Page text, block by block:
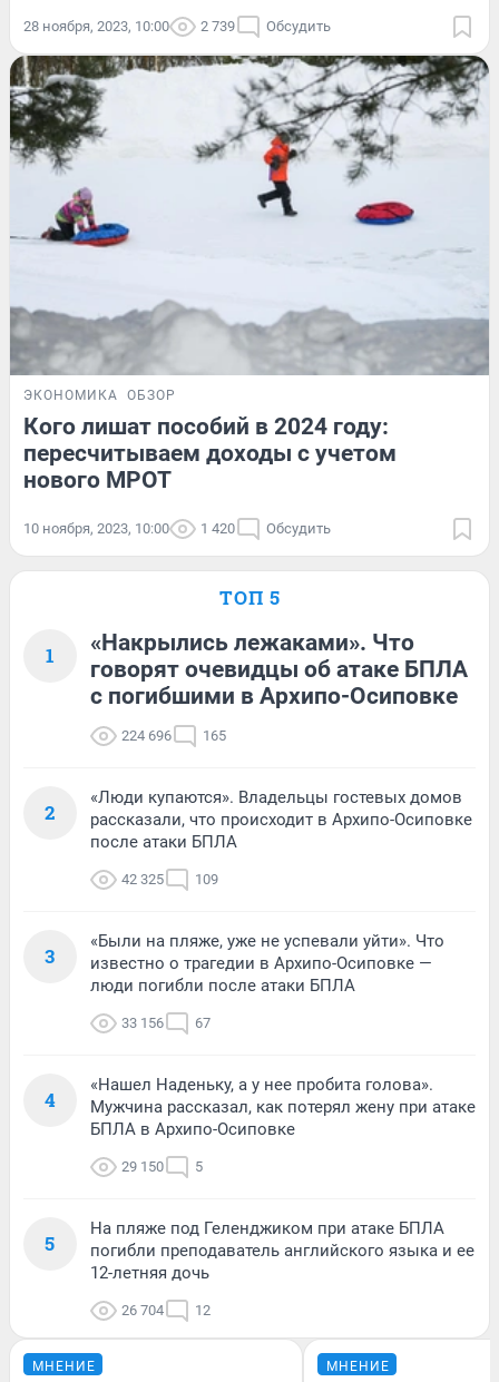
28 ноября, 2023, 10:00 2 739 Обсудить
ЭКОНОМИКА ОБЗОР
Кого лишат пособий в 2024 году:
пересчитываем доходы с учетом
нового МРОТ
10 ноября, 2023, 10:00 1 420 Обсудить
ТОП 5
1
«Накрылись лежаками». Что
говорят очевидцы об атаке БПЛА
с погибшими в Архипо-Осиповке
224 696 165
2
«Люди купаются». Владельцы гостевых домов
рассказали, что происходит в Архипо-Осиповке
после атаки БПЛА
42 325 109
3
«Были на пляже, уже не успевали уйти». Что
известно о трагедии в Архипо-Осиповке —
люди погибли после атаки БПЛА
33 156 67
4
«Нашел Наденьку, а у нее пробита голова».
Мужчина рассказал, как потерял жену при атаке
БПЛА в Архипо-Осиповке
29 150 5
5
На пляже под Геленджиком при атаке БПЛА
погибли преподаватель английского языка и ее
12-летняя дочь
26 704 12
МНЕНИЕ МНЕНИЕ